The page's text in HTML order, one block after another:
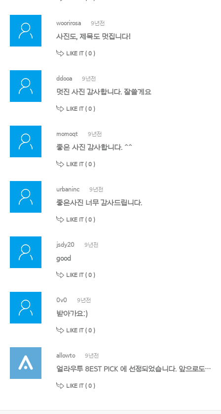
woorirosa 9년전
사진도, 제목도 멋집니다!
LIKE IT ( 0 )
ddooa 9년전
멋진 사진 감사합니다. 잘쓸게요
LIKE IT ( 0 )
momoqt 9년전
좋은 사진 감사합니다. ^^
LIKE IT ( 0 )
urbaninc 9년전
좋은사진 너무 감사드립니다.
LIKE IT ( 0 )
jsdy20 9년전
good
LIKE IT ( 0 )
0v0 9년전
받아가요:)
LIKE IT ( 0 )
allowto 9년전
얼라우투 8EST PICK 에 선정되었습니다. 앞으로도 멋진 작품 기대할게요!
LIKE IT ( 0 )